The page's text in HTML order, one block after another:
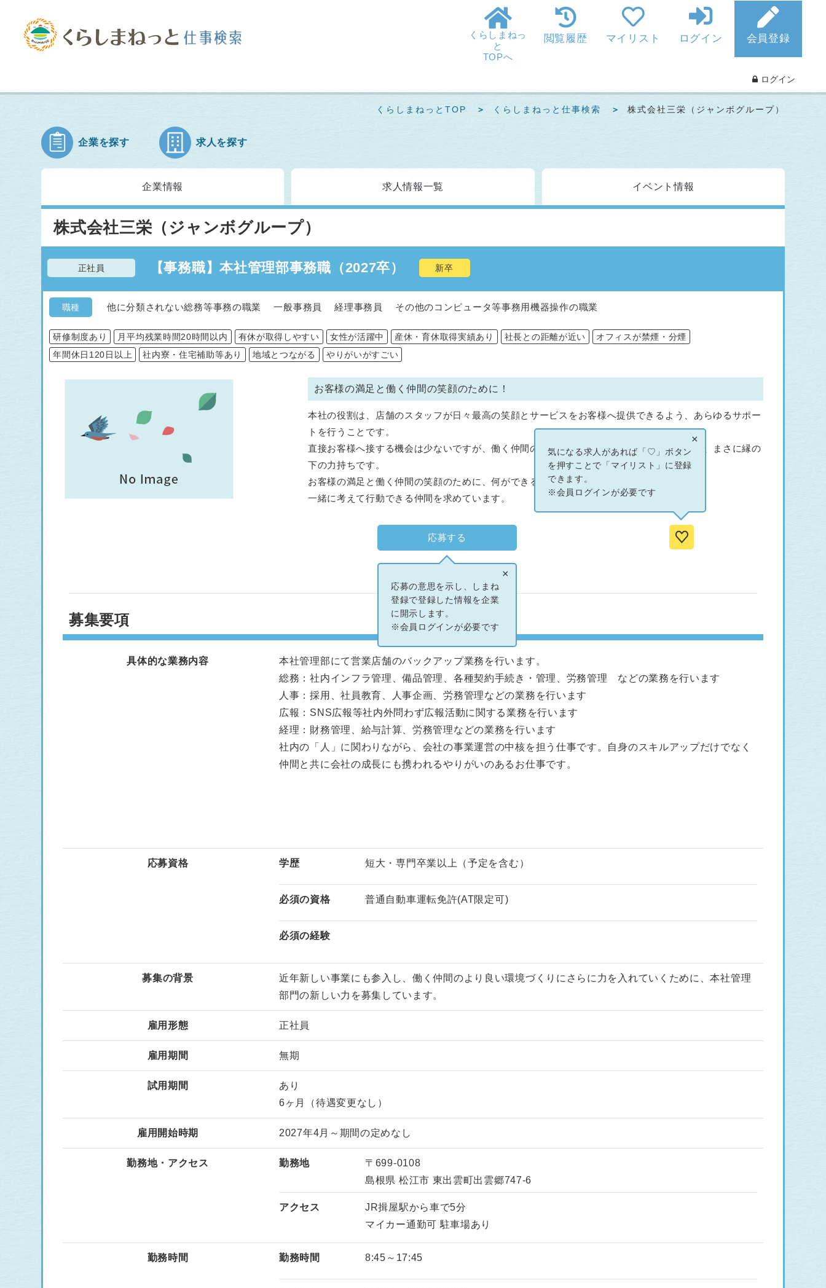
くらしまねっ
と
TOPへ
閲覧履歴 マイリスト ログイン 会員登録
ログイン
くらしまねっとTOP くらしまねっと仕事検索 株式会社三栄（ジャンボグループ）
企業を探す 求人を探す
企業情報 求人情報一覧 イベント情報
株式会社三栄（ジャンボグループ）
正社員 新卒
【事務職】本社管理部事務職（2027卒）
職種 他に分類されない総務等事務の職業 一般事務員 経理事務員 その他のコンピュータ等事務用機器操作の職業
研修制度あり 月平均残業時間20時間以内 有休が取得しやすい 女性が活躍中 産休・育休取得実績あり 社長との距離が近い
オフィスが禁煙・分煙
年間休日120日以上
社内寮・住宅補助等あり 地域とつながる やりがいがすごい
お客様の満足と働く仲間の笑顔のために！
本社の役割は、店舗のスタッフが日々最高の笑顔とサービスをお客様へ提供できるよう、あらゆるサポー
トを行うことです。
直接お客様へ接する機会は少ないですが、働く仲間の笑顔の先にお客様の笑顔と満足がある、まさに縁の
下の力持ちです。
お客様の満足と働く仲間の笑顔のために、何ができるか。
一緒に考えて行動できる仲間を求めています。
応募する
×
応募の意思を示し、しまね
登録で登録した情報を企業
に開示します。
※会員ログインが必要です
×
気になる求人があれば「♡」ボタン
を押すことで「マイリスト」に登録
できます。
※会員ログインが必要です
募集要項
具体的な業務内容
本社管理部にて営業店舗のバックアップ業務を行います。
総務：社内インフラ管理、備品管理、各種契約手続き・管理、労務管理 などの業務を行います
人事：採用、社員教育、人事企画、労務管理などの業務を行います
広報：SNS広報等社内外問わず広報活動に関する業務を行います
経理：財務管理、給与計算、労務管理などの業務を行います
社内の「人」に関わりながら、会社の事業運営の中核を担う仕事です。自身のスキルアップだけでなく
仲間と共に会社の成長にも携われるやりがいのあるお仕事です。
応募資格 学歴 短大・専門卒業以上（予定を含む）
必須の資格 普通自動車運転免許(AT限定可)
必須の経験
募集の背景
近年新しい事業にも参入し、働く仲間のより良い環境づくりにさらに力を入れていくために、本社管理
部門の新しい力を募集しています。
雇用形態 正社員
雇用期間 無期
試用期間
あり
6ヶ月（待遇変更なし）
雇用開始時期 2027年4月～期間の定めなし
勤務地・アクセス 勤務地
〒699-0108
島根県 松江市 東出雲町出雲郷747-6
アクセス
JR揖屋駅から車で5分
マイカー通勤可 駐車場あり
勤務時間 勤務時間 8:45～17:45